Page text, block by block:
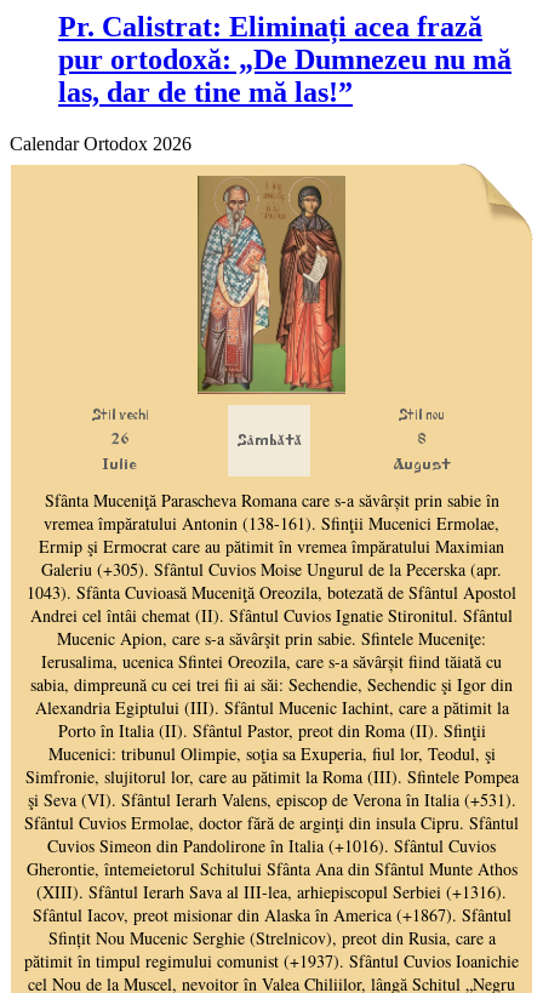
Pr. Calistrat: Eliminați acea frază
pur ortodoxă: „De Dumnezeu nu mă
las, dar de tine mă las!”
Calendar Ortodox 2026